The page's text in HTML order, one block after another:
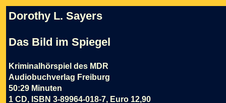
Dorothy L. Sayers
Das Bild im Spiegel
Kriminalhörspiel des MDR
Audiobuchverlag Freiburg
50:29 Minuten
1 CD, ISBN 3-89964-018-7, Euro 12,90